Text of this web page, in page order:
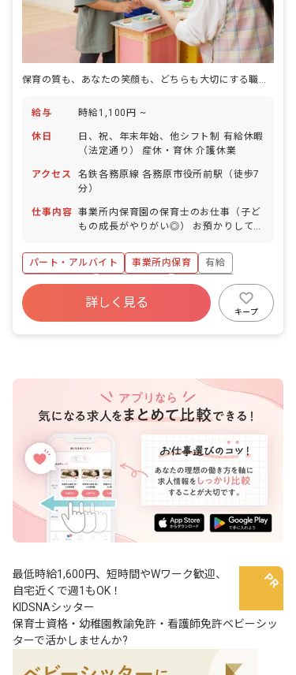
保育の質も、あなたの笑顔も、どちらも大切にする職場で週3日から始められます
給与 時給1,100円 ~
休日
日、祝、年末年始、他シフト制 有給休暇
（法定通り） 産休・育休 介護休業
アクセス
名鉄各務原線 各務原市役所前駅（徒歩7
分）
仕事内容 事業所内保育園の保育士のお仕事（子ど
もの成長がやりがい◎） お預かりしてい
す。 ・食事・睡眠・排泄・清潔・衣類の
着脱等 ・集団生活を通じた社会性の装着
・行事の計画・実行、お知らせの作成
パート・アルバイト 事業所内保育
有給
福利厚生充実
産休育休制度
未経験歓迎
WEB面接OK
詳しく見る
キープ
最低時給1,600円、短時間やWワーク歓迎、
自宅近くで週1もOK！
KIDSNAシッター
保育士資格・幼稚園教諭免許・看護師免許ベビーシッ
ターで活かしませんか?